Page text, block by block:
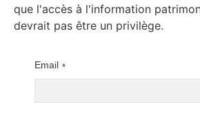
que l'accès à l'information
devrait pas être un privilège.
Email *